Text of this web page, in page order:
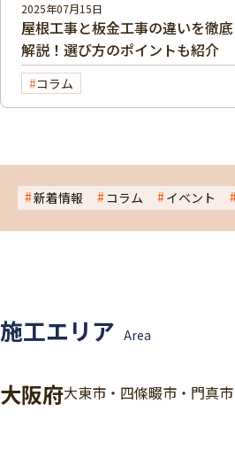
2025年07月15日
屋根工事と板金工事の違いを徹底
解説！選び方のポイントも紹介
コラム
新着情報 コラム イベント
施工エリア Area
大阪府大東市・四條畷市・門真